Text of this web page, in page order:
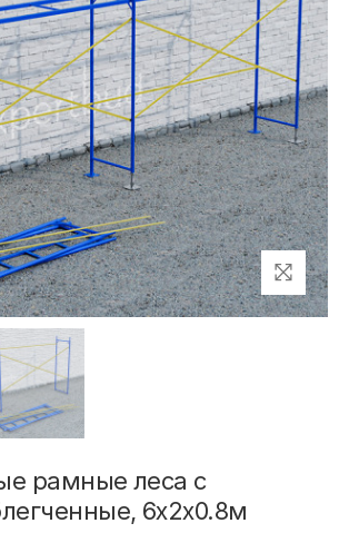
рамные леса с
6х2х0.8м